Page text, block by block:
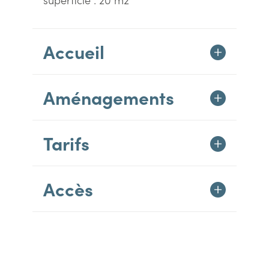
Accueil
Aménagements
Tarifs
Accès